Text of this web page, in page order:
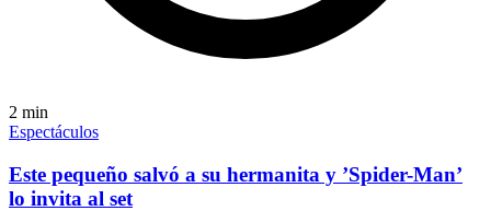
2 min
Espectáculos
Este pequeño salvó a su hermanita y ’Spider-Man’
lo invita al set